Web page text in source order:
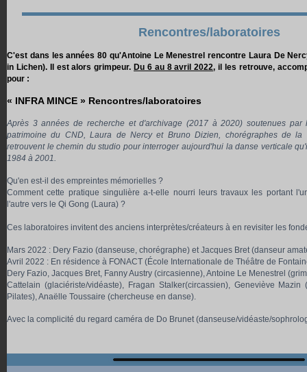
Rencontres/laboratoires
C'est dans les années 80 qu'Antoine Le Menestrel rencontre Laura De
in Lichen). Il est alors grimpeur. Du 6 au 8 avril 2022, il les retrouve,
pour :
« INFRA MINCE » Rencontres/laboratoires
Après 3 années de recherche et d'archivage (2017 à 2020) soutenues
patrimoine du CND, Laura de Nercy et Bruno Dizien, chorégraphes de la
retrouvent le chemin du studio pour interroger aujourd'hui la danse verticale
1984 à 2001.
Qu'en est-il des empreintes mémorielles ?
Comment cette pratique singulière a-t-elle nourri leurs travaux les portant
l'autre vers le Qi Gong (Laura) ?
Ces laboratoires invitent des anciens interprètes/créateurs à en revisiter les
Mars 2022 : Dery Fazio (danseuse, chorégraphe) et Jacques Bret (danseur
Avril 2022 : En résidence à FONACT (École Internationale de Théâtre de
Dery Fazio, Jacques Bret, Fanny Austry (circasienne), Antoine Le Menestrel
Cattelain (glaciériste/vidéaste), Fragan Stalker(circassien), Geneviève
Pilates), Anaëlle Toussaire (chercheuse en danse).
Avec la complicité du regard caméra de Do Brunet (danseuse/vidéaste/